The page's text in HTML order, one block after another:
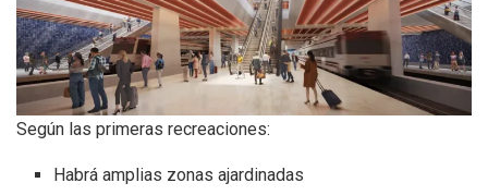
Según las primeras recreaciones:
Habrá amplias zonas ajardinadas